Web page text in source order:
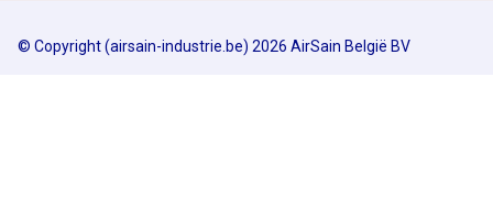
© Copyright (airsain-industrie.be) 2026 AirSain België BV